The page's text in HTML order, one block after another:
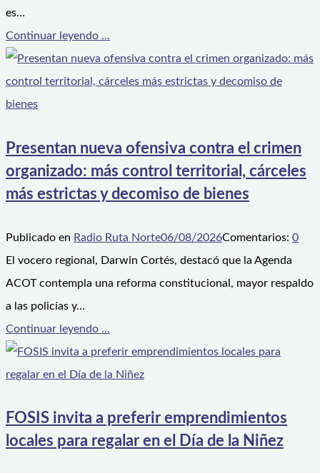
es…
Continuar leyendo ...
Presentan nueva ofensiva contra el crimen
organizado: más control territorial, cárceles
más estrictas y decomiso de bienes
Publicado en Radio Ruta Norte06/08/2026Comentarios: 0
El vocero regional, Darwin Cortés, destacó que la Agenda
ACOT contempla una reforma constitucional, mayor respaldo
a las policías y…
Continuar leyendo ...
FOSIS invita a preferir emprendimientos
locales para regalar en el Día de la Niñez